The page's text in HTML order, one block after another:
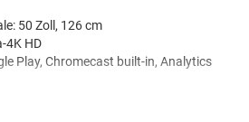
50 Zoll, 126 cm
4K HD
Play, Chromecast built-in, Analytics